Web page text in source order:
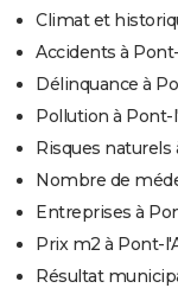
Climat et
Accidents à
Délinquance à
Pollution à Pont-
Risques naturels
Nombre de
Entreprises à
Prix m2 à Pont-
Résultat